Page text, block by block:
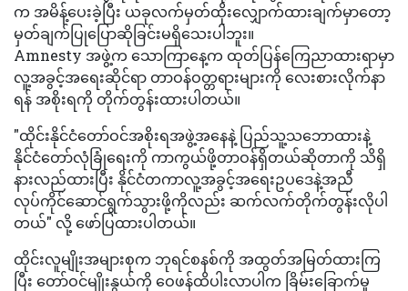
က အမိန့်ပေးခဲ့ပြီး ယခုလက်မှတ်ထိုးလျှောက်ထားချက်မှာတော့
မှတ်ချက်ပြုပြောဆိုခြင်းမရှိသေးပါဘူး။
Amnesty အဖွဲ့က သောကြာနေ့က ထုတ်ပြန်ကြေညာထားရာမှာ
လူ့အခွင့်အရေးဆိုင်ရာ တာဝန်ဝတ္တရားများကို လေးစားလိုက်နာ
ရန် အစိုးရကို တိုက်တွန်းထားပါတယ်။
"ထိုင်းနိုင်ငံတော်ဝင်အစိုးရအဖွဲ့အနေနဲ့ ပြည်သူ့သဘောထားနဲ့
နိုင်ငံတော်လုံခြုံရေးကို ကာကွယ်ဖို့တာဝန်ရှိတယ်ဆိုတာကို သိရှိ
နားလည်ထားပြီး နိုင်ငံတကာလူ့အခွင့်အရေးဥပဒေနဲ့အညီ
လုပ်ကိုင်ဆောင်ရွက်သွားဖို့ကိုလည်း ဆက်လက်တိုက်တွန်းလိုပါ
တယ်" လို့ ဖော်ပြထားပါတယ်။
ထိုင်းလူမျိုးအများစုက ဘုရင်စနစ်ကို အထွတ်အမြတ်ထားကြ
ပြီး တော်ဝင်မျိုးနွယ်ကို ဝေဖန်ထိပါးလာပါက ခြိမ်းခြောက်မှု